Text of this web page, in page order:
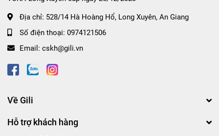
Địa chỉ: 528/14 Hà Hoàng Hổ, Long Xuyên, An Giang
Số điện thoại: 0974121506
Email: cskh@gili.vn
Về Gili
Hỗ trợ khách hàng